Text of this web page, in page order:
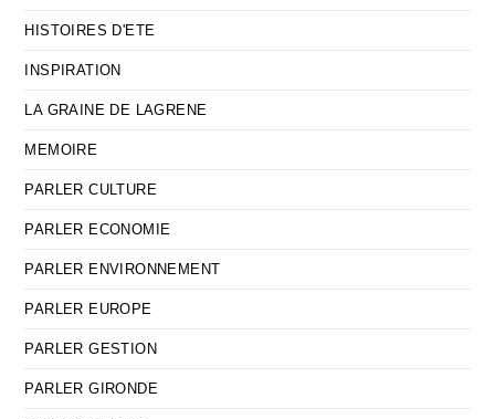
HISTOIRES D'ETE
INSPIRATION
LA GRAINE DE LAGRENE
MEMOIRE
PARLER CULTURE
PARLER ECONOMIE
PARLER ENVIRONNEMENT
PARLER EUROPE
PARLER GESTION
PARLER GIRONDE